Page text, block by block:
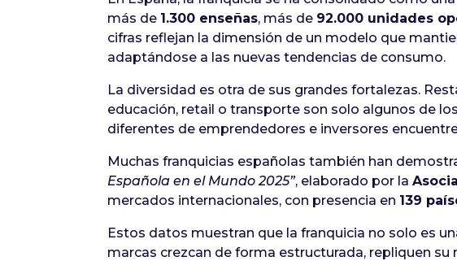
más de 1.300 enseñas, más de 92.000 unidades
cifras reflejan la dimensión de un modelo que
adaptándose a las nuevas tendencias de consumo.
La diversidad es otra de sus grandes fortalezas.
educación, retail o transporte son solo algunos de
diferentes de emprendedores e inversores
Muchas franquicias españolas también han
Española en el Mundo 2025”, elaborado por la
mercados internacionales, con presencia en 139
Estos datos muestran que la franquicia no solo es
marcas crezcan de forma estructurada, repliquen